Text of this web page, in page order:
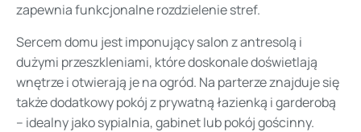
zapewnia funkcjonalne rozdzielenie stref.
Sercem domu jest imponujący salon z antresolą i
dużymi przeszkleniami, które doskonale doświetlają
wnętrze i otwierają je na ogród. Na parterze znajduje się
także dodatkowy pokój z prywatną łazienką i garderobą
– idealny jako sypialnia, gabinet lub pokój gościnny.